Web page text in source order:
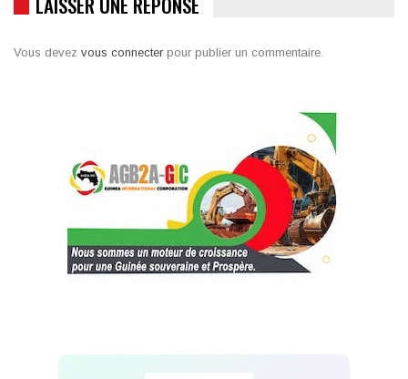
Vous devez vous connecter pour publier un commentaire.